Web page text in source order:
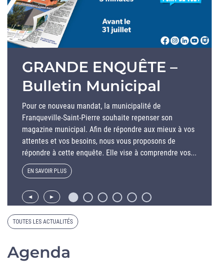
GRANDE ENQUÊTE –
Bulletin Municipal
Pour ce nouveau mandat, la municipalité de
Franqueville-Saint-Pierre souhaite repenser son
magazine municipal. Afin de répondre aux mieux à vos
attentes et vos besoins, nous vous proposons de
répondre à cette enquête. Elle vise à comprendre vos...
EN SAVOIR PLUS
TOUTES LES ACTUALITÉS
Agenda